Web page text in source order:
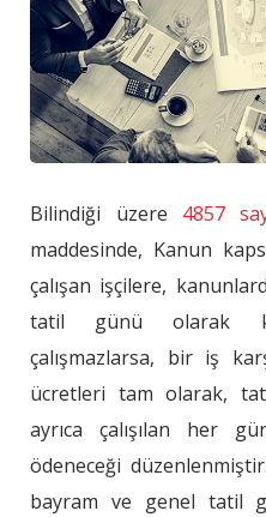
Bilindiği üzere 4857
maddesinde, Kanun
çalışan işçilere,
tatil günü olarak
çalışmazlarsa, bir iş
ücretleri tam olarak,
ayrıca çalışılan her
ödeneceği
bayram ve genel tatil